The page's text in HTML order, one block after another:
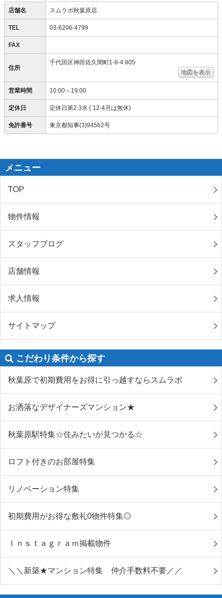
店舗名 スムラボ秋葉原店
TEL 03-6206-4799
FAX
住所
千代田区神田佐久間町1-8-4 805
地図を表示
営業時間 10:00～19:00
定休日 定休日第2.3水 ( 12-4月は無休)
免許番号 東京都知事(3)94562号
メニュー
TOP
物件情報
スタッフブログ
店舗情報
求人情報
サイトマップ
こだわり条件から探す
秋葉原で初期費用をお得に引っ越すならスムラボ
お洒落なデザイナーズマンション★
秋葉原駅特集☆住みたいが見つかる☆
ロフト付きのお部屋特集
リノベーション特集
初期費用がお得な敷礼0物件特集◎
Ｉｎｓｔａｇｒａｍ掲載物件
＼＼新築★マンション特集 仲介手数料不要／／